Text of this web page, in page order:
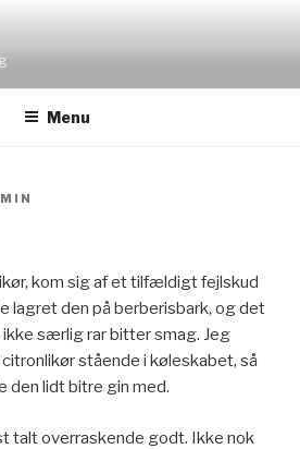
Menu
kom sig af et tilfældigt fejlskud
lagret den på berberisbark, og det
særlig rar bitter smag. Jeg
stående i køleskabet, så
den lidt bitre gin med.
talt overraskende godt. Ikke nok